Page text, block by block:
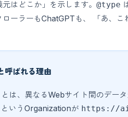
はどこか」を示します。 @type
ーラーもChatGPTも、 「あ、こ
呼ばれる理由
は、異なるWebサイト間のデー
いうOrganizationが https://